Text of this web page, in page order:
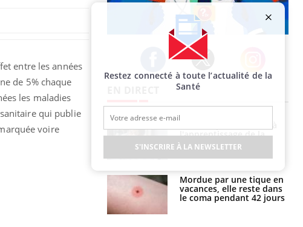
entre les années
de 5% chaque
les maladies
qui publie
voire
Facebook Twitter Instagram
Le Viagra pourrait-il
la propagation du l'apprentissage de la
lecture ?
Mordue par une tique en
vacances, elle reste dans
le coma pendant 42 jours
Restez connecté à toute l’actualité de la
Santé
S'INSCRIRE À LA NEWSLETTER